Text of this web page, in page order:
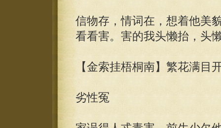
信物存，情词在，想着他美
看看害。害的我头懒抬，头
【金索挂梧桐南】繁花满目
劣性冤